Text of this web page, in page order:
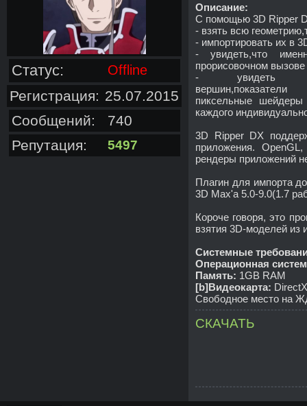
Статус: Offline
Регистрация: 25.07.2015
Сообщений:
740
Репутация:
5497
Описание:
С помощью 3D Ripper
- взять всю
- импортировать их в
- увидеть,что
прорисовочном вызове
- увидеть
пиксельные
каждого
3D Ripper DX
приложения.
рендеры приложений
Плагин для импорта
3D Max'a 5.0-9.0(1.7
Короче говоря, это
взятия 3D-моделей из
Системные
Операционная
Память: 1GB RAM
[b]Видеокарта:
Свободное место на
СКАЧАТЬ